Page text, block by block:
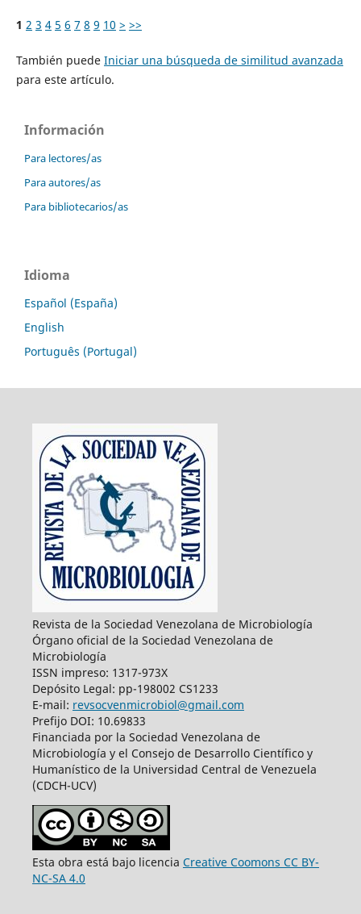
1 2 3 4 5 6 7 8 9 10 > >>
También puede Iniciar una búsqueda de similitud avanzada
para este artículo.
Información
Para lectores/as
Para autores/as
Para bibliotecarios/as
Idioma
Español (España)
English
Português (Portugal)
Revista de la Sociedad Venezolana de Microbiología
Órgano oficial de la Sociedad Venezolana de
Microbiología
ISSN impreso: 1317-973X
Depósito Legal: pp-198002 CS1233
E-mail: revsocvenmicrobiol@gmail.com
Prefijo DOI: 10.69833
Financiada por la Sociedad Venezolana de
Microbiología y el Consejo de Desarrollo Científico y
Humanístico de la Universidad Central de Venezuela
(CDCH-UCV)
Esta obra está bajo licencia Creative Coomons CC BY-
NC-SA 4.0